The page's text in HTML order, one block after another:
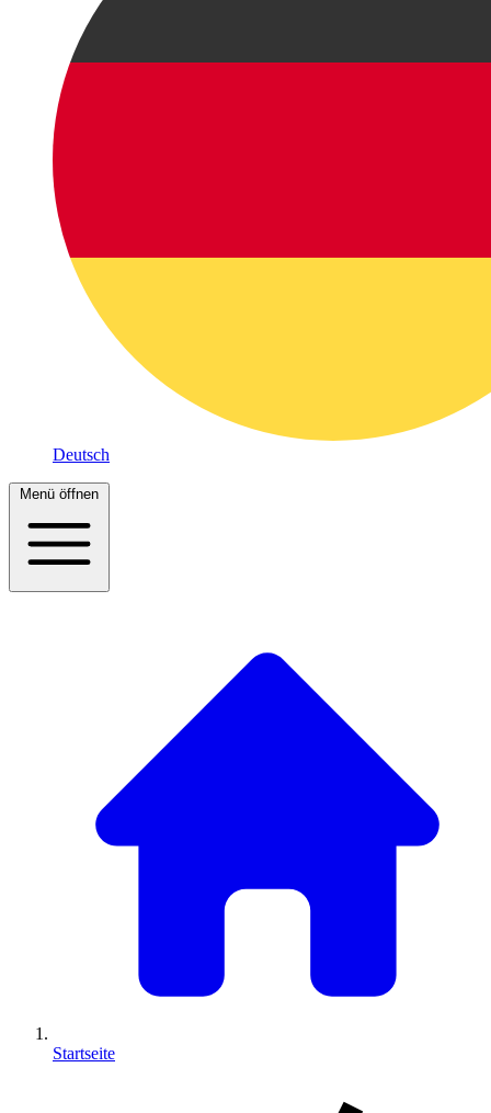
Deutsch
Menü öffnen
Startseite